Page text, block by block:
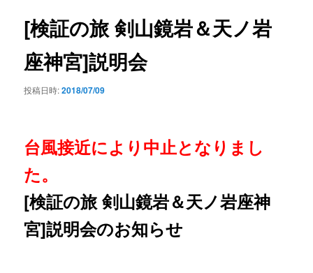
ゲ
ー
ョ
ン
[検証の旅 剣山鏡岩＆天ノ岩
座神宮]説明会
投稿日時:2018/07/09
台風接近により中止となりまし
た。
[検証の旅 剣山鏡岩＆天ノ岩座神
宮]説明会のお知らせ